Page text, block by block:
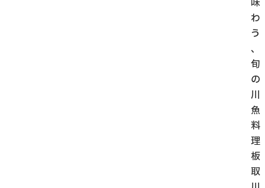
わ
う
、
旬
の
川
魚
料
理
板
取